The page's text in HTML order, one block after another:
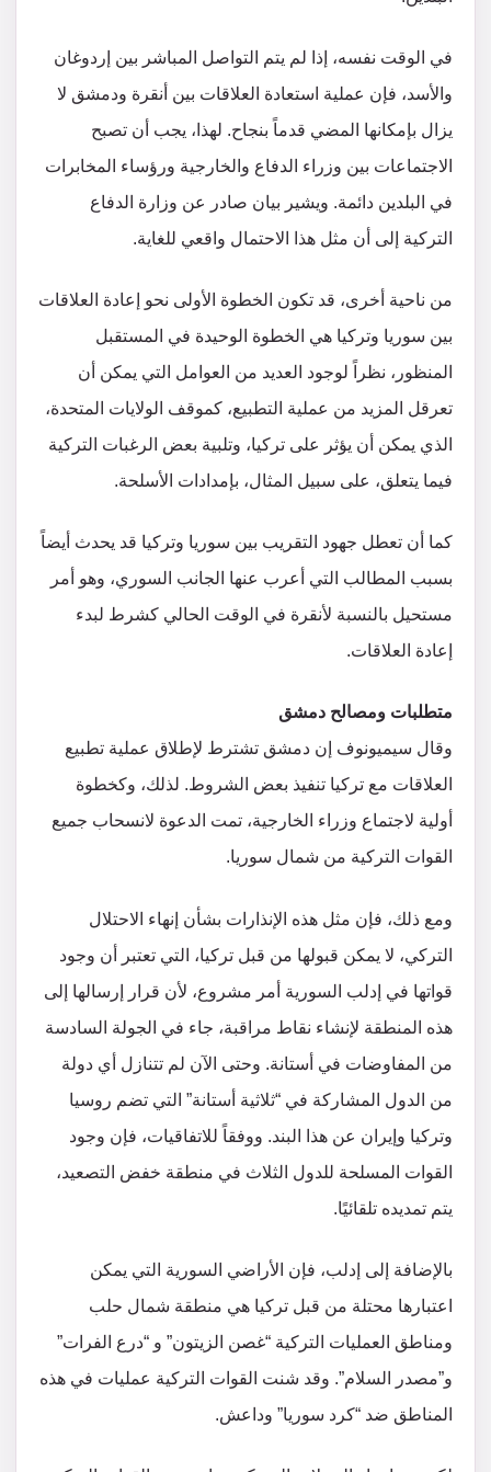
في الوقت نفسه، إذا لم يتم التواصل المباشر بين إردوغان
والأسد، فإن عملية استعادة العلاقات بين أنقرة ودمشق لا
يزال بإمكانها المضي قدماً بنجاح. لهذا، يجب أن تصبح
الاجتماعات بين وزراء الدفاع والخارجية ورؤساء المخابرات
في البلدين دائمة. ويشير بيان صادر عن وزارة الدفاع
التركية إلى أن مثل هذا الاحتمال واقعي للغاية.
من ناحية أخرى، قد تكون الخطوة الأولى نحو إعادة العلاقات
بين سوريا وتركيا هي الخطوة الوحيدة في المستقبل
المنظور، نظراً لوجود العديد من العوامل التي يمكن أن
تعرقل المزيد من عملية التطبيع، كموقف الولايات المتحدة،
الذي يمكن أن يؤثر على تركيا، وتلبية بعض الرغبات التركية
فيما يتعلق، على سبيل المثال، بإمدادات الأسلحة.
كما أن تعطل جهود التقريب بين سوريا وتركيا قد يحدث أيضاً
بسبب المطالب التي أعرب عنها الجانب السوري، وهو أمر
مستحيل بالنسبة لأنقرة في الوقت الحالي كشرط لبدء
إعادة العلاقات.
متطلبات ومصالح دمشق
وقال سيميونوف إن دمشق تشترط لإطلاق عملية تطبيع
العلاقات مع تركيا تنفيذ بعض الشروط. لذلك، وكخطوة
أولية لاجتماع وزراء الخارجية، تمت الدعوة لانسحاب جميع
القوات التركية من شمال سوريا.
ومع ذلك، فإن مثل هذه الإنذارات بشأن إنهاء الاحتلال
التركي، لا يمكن قبولها من قبل تركيا، التي تعتبر أن وجود
قواتها في إدلب السورية أمر مشروع، لأن قرار إرسالها إلى
هذه المنطقة لإنشاء نقاط مراقبة، جاء في الجولة السادسة
من المفاوضات في أستانة. وحتى الآن لم تتنازل أي دولة
من الدول المشاركة في “ثلاثية أستانة” التي تضم روسيا
وتركيا وإيران عن هذا البند. ووفقاً للاتفاقيات، فإن وجود
القوات المسلحة للدول الثلاث في منطقة خفض التصعيد،
يتم تمديده تلقائيًا.
بالإضافة إلى إدلب، فإن الأراضي السورية التي يمكن
اعتبارها محتلة من قبل تركيا هي منطقة شمال حلب
ومناطق العمليات التركية “غصن الزيتون” و “درع الفرات”
و”مصدر السلام”. وقد شنت القوات التركية عمليات في هذه
المناطق ضد “كرد سوريا” وداعش.